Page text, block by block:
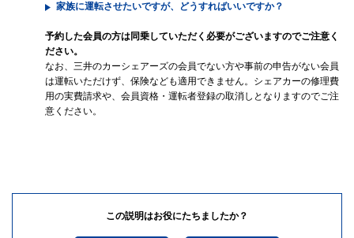
家族に運転させたいですが、どうすればいいですか？
予約した会員の方は同乗していただく必要がございますのでご注意く
ださい。
なお、三井のカーシェアーズの会員でない方や事前の申告がない会員
は運転いただけず、保険なども適用できません。シェアカーの修理費
用の実費請求や、会員資格・運転者登録の取消しとなりますのでご注
意ください。
この説明はお役にたちましたか？